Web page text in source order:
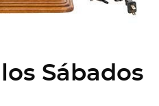
Sábados